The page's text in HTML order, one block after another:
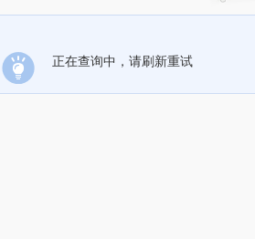
正在查询中，请刷新重试